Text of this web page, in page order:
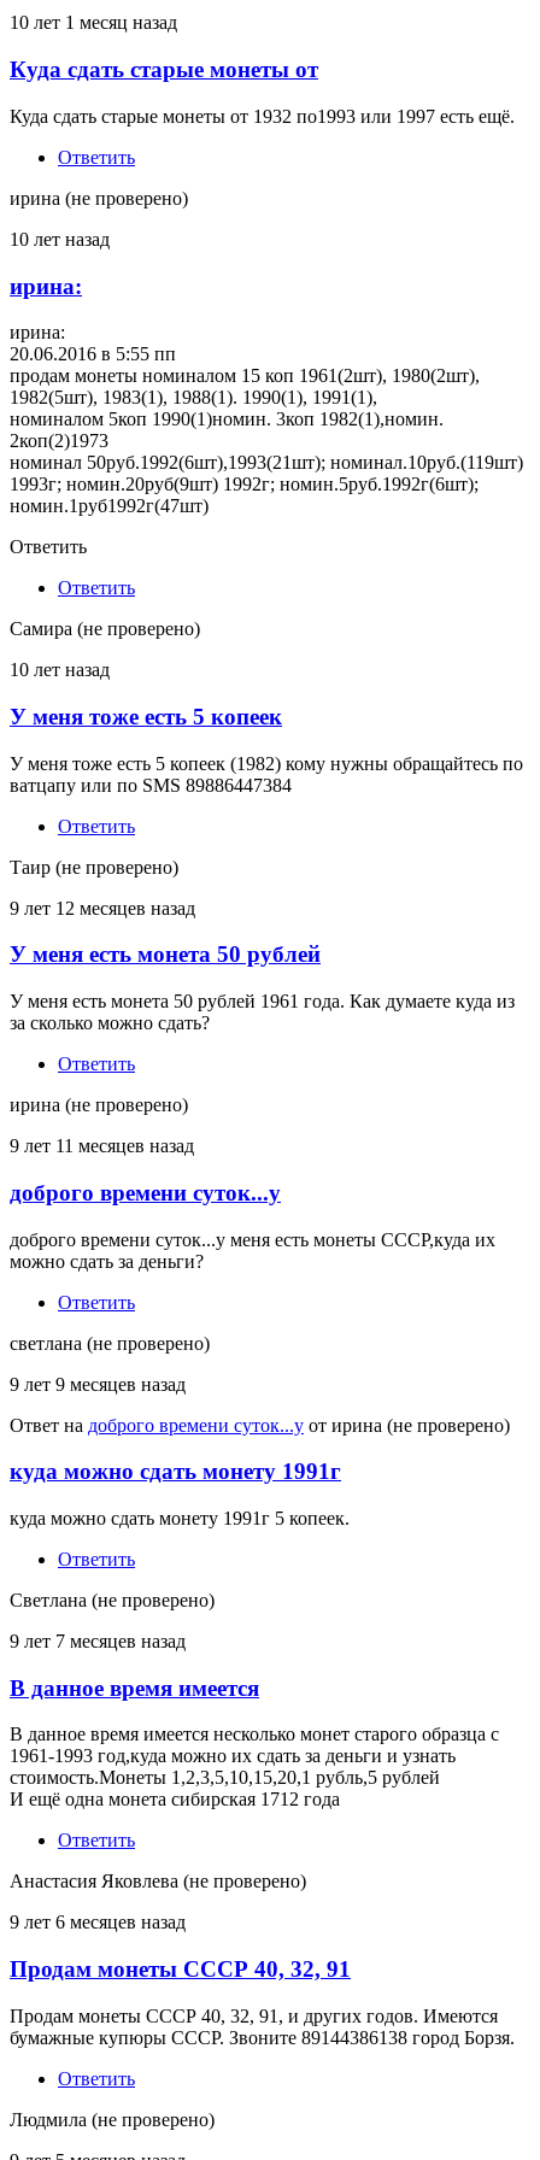
10 лет 1 месяц назад
Куда сдать старые монеты от
Куда сдать старые монеты от 1932 по1993 или 1997 есть ещё.
Ответить
ирина (не проверено)
10 лет назад
ирина:
ирина:
20.06.2016 в 5:55 пп
продам монеты номиналом 15 коп 1961(2шт), 1980(2шт),
1982(5шт), 1983(1), 1988(1). 1990(1), 1991(1),
номиналом 5коп 1990(1)номин. 3коп 1982(1),номин.
2коп(2)1973
номинал 50руб.1992(6шт),1993(21шт); номинал.10руб.(119шт)
1993г; номин.20руб(9шт) 1992г; номин.5руб.1992г(6шт);
номин.1руб1992г(47шт)
Ответить
Ответить
Самира (не проверено)
10 лет назад
У меня тоже есть 5 копеек
У меня тоже есть 5 копеек (1982) кому нужны обращайтесь по
ватцапу или по SMS 89886447384
Ответить
Таир (не проверено)
9 лет 12 месяцев назад
У меня есть монета 50 рублей
У меня есть монета 50 рублей 1961 года. Как думаете куда из
за сколько можно сдать?
Ответить
ирина (не проверено)
9 лет 11 месяцев назад
доброго времени суток...у
доброго времени суток...у меня есть монеты СССР,куда их
можно сдать за деньги?
Ответить
светлана (не проверено)
9 лет 9 месяцев назад
Ответ на доброго времени суток...у от ирина (не проверено)
куда можно сдать монету 1991г
куда можно сдать монету 1991г 5 копеек.
Ответить
Светлана (не проверено)
9 лет 7 месяцев назад
В данное время имеется
В данное время имеется несколько монет старого образца с
1961-1993 год,куда можно их сдать за деньги и узнать
стоимость.Монеты 1,2,3,5,10,15,20,1 рубль,5 рублей
И ещё одна монета сибирская 1712 года
Ответить
Анастасия Яковлева (не проверено)
9 лет 6 месяцев назад
Продам монеты СССР 40, 32, 91
Продам монеты СССР 40, 32, 91, и других годов. Имеются
бумажные купюры СССР. Звоните 89144386138 город Борзя.
Ответить
Людмила (не проверено)